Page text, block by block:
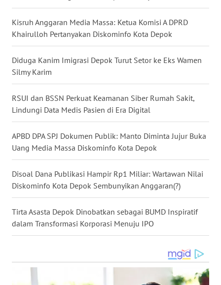
Kisruh Anggaran Media Massa: Ketua Komisi A DPRD
Khairulloh Pertanyakan Diskominfo Kota Depok
Diduga Kanim Imigrasi Depok Turut Setor ke Eks Wamen
Silmy Karim
RSUI dan BSSN Perkuat Keamanan Siber Rumah Sakit,
Lindungi Data Medis Pasien di Era Digital
APBD DPA SPJ Dokumen Publik: Manto Diminta Jujur Buka
Uang Media Massa Diskominfo Kota Depok
Disoal Dana Publikasi Hampir Rp1 Miliar: Wartawan Nilai
Diskominfo Kota Depok Sembunyikan Anggaran(?)
Tirta Asasta Depok Dinobatkan sebagai BUMD Inspiratif
dalam Transformasi Korporasi Menuju IPO
WN
WN
DAIRI
WN
DANAU
TOBA
WN
NIAS
WN
LANGKAT
WN
WN